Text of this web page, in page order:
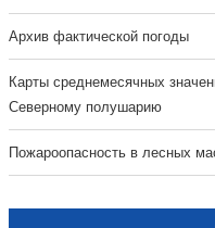
Архив фактической погоды
Карты среднемесячных
Северному полушарию
Пожароопасность в лесных